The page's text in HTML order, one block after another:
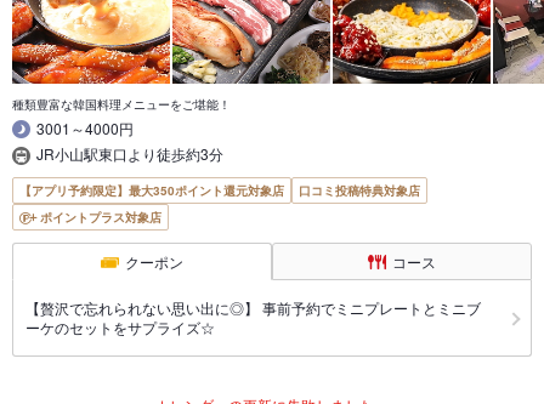
種類豊富な韓国料理メニューをご堪能！
3001～4000円
JR小山駅東口より徒歩約3分
【アプリ予約限定】最大350ポイント還元対象店
口コミ投稿特典対象店
ポイントプラス対象店
クーポン コース
【贅沢で忘れられない思い出に◎】 事前予約でミニプレートとミニブ
ーケのセットをサプライズ☆